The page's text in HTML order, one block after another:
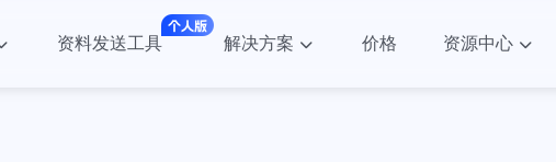
资料发送工具 解决方案 价格 资源中心